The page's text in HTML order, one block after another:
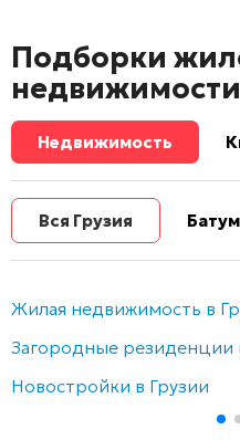
Подборки
недвижимости
Недвижимость
Вся Грузия
Жилая недвижимость в
Загородные резиденции
Новостройки в Грузии